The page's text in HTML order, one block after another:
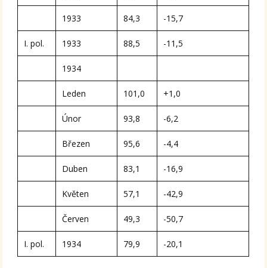
1933 84,3 -15,7
I. pol. 1933 88,5 -11,5
1934
Leden 101,0 +1,0
Únor 93,8 -6,2
Březen 95,6 -4,4
Duben 83,1 -16,9
Květen 57,1 -42,9
Červen 49,3 -50,7
I. pol. 1934 79,9 -20,1